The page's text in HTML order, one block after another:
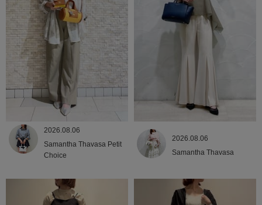
2026.08.06
Samantha Thavasa Petit
Choice
2026.08.06
Samantha Thavasa